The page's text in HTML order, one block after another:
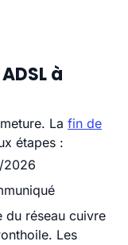
à
La fin de
étapes :
2026
du réseau cuivre
Les